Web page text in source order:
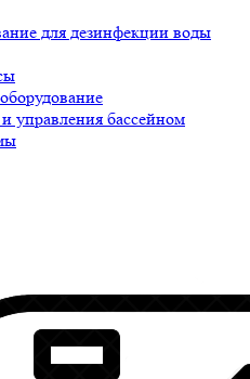
для дезинфекции воды
управления бассейном